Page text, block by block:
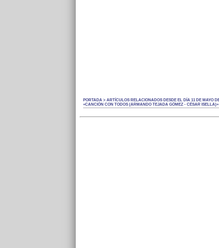
PORTADA > ARTÍCULOS RELACIONADOS DESDE EL DÍA 11 DE MAYO
«CANCIÓN CON TODOS (ARMANDO TEJADA GÓMEZ - CÉSAR ISELLA)»